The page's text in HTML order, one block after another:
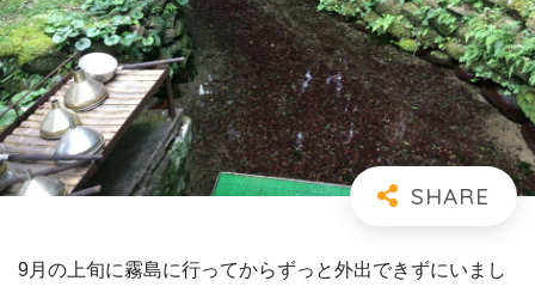
9月の上旬に霧島に行ってからずっと外出できずにいまし